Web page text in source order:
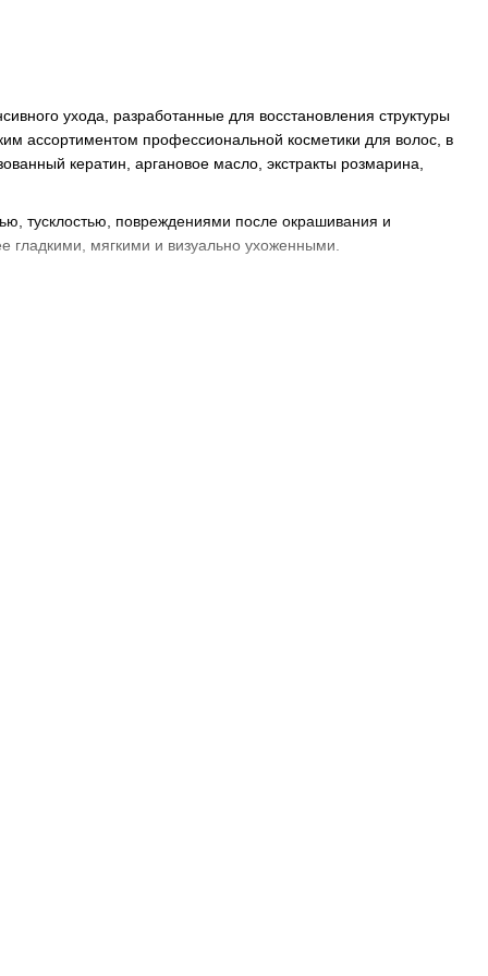
ухода, разработанные для восстановления структуры
ассортиментом профессиональной косметики для волос, в
кератин, аргановое масло, экстракты розмарина,
тусклостью, повреждениями после окрашивания и
гладкими, мягкими и визуально ухоженными.